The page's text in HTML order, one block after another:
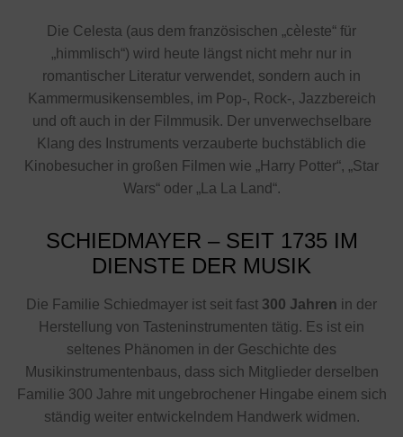
Die Celesta (aus dem französischen „cèleste“ für
„himmlisch“) wird heute längst nicht mehr nur in
romantischer Literatur verwendet, sondern auch in
Kammermusikensembles, im Pop-, Rock-, Jazzbereich
und oft auch in der Filmmusik. Der unverwechselbare
Klang des Instruments verzauberte buchstäblich die
Kinobesucher in großen Filmen wie „Harry Potter“, „Star
Wars“ oder „La La Land“.
SCHIEDMAYER – SEIT 1735 IM
DIENSTE DER MUSIK
Die Familie Schiedmayer ist seit fast 300 Jahren in der
Herstellung von Tasteninstrumenten tätig. Es ist ein
seltenes Phänomen in der Geschichte des
Musikinstrumentenbaus, dass sich Mitglieder derselben
Familie 300 Jahre mit ungebrochener Hingabe einem sich
ständig weiter entwickelndem Handwerk widmen.